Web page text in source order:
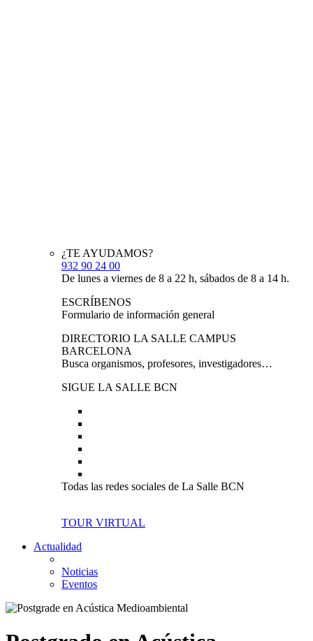
¿TE AYUDAMOS?
932 90 24 00
De lunes a viernes de 8 a 22 h, sábados de 8 a 14 h.
ESCRÍBENOS
Formulario de información general
DIRECTORIO LA SALLE CAMPUS
BARCELONA
Busca organismos, profesores, investigadores…
SIGUE LA SALLE BCN
Todas las redes sociales de La Salle BCN
TOUR VIRTUAL
Actualidad
Noticias
Eventos